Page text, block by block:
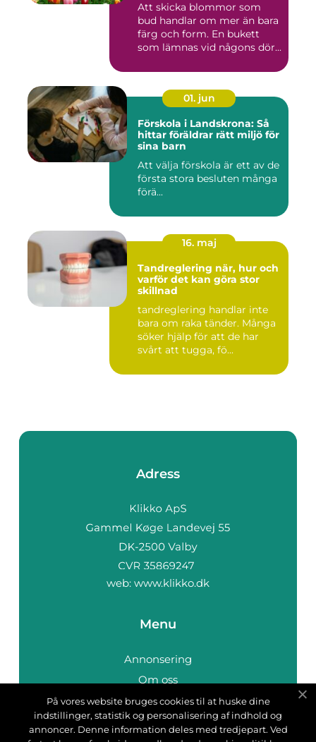
Att skicka blommor som
bud handlar om mer än bara
färg och form. En bukett
som lämnas vid någons dör...
01. jun
Förskola i Landskrona: Så
hittar föräldrar rätt miljö för
sina barn
Att välja förskola är ett av de
första stora besluten många
förä...
16. maj
Tandreglering när, hur och
varför det kan göra stor
skillnad
tandreglering handlar inte
bara om raka tänder. Många
söker hjälp för att de har
svårt att tugga, fö...
Adress
web: www.klikko.dk
Menu
Annonsering
Om oss
Cookies
Kontakta oss
På vores website bruges cookies til at huske dine
indstillinger, statistik og personalisering af indhold og
annoncer. Denne information deles med tredjepart. Ved